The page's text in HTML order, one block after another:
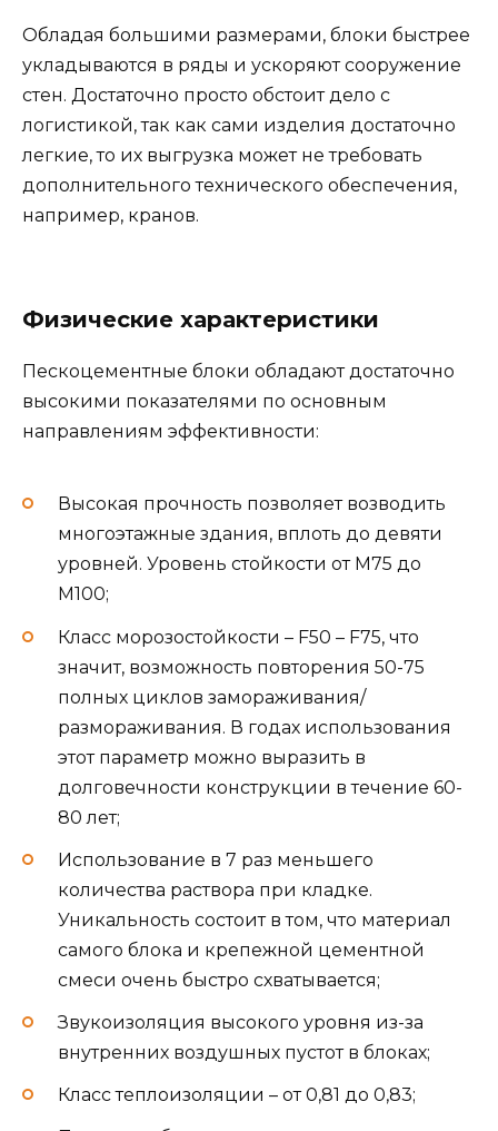
Обладая большими размерами, блоки быстрее
укладываются в ряды и ускоряют сооружение
стен. Достаточно просто обстоит дело с
логистикой, так как сами изделия достаточно
легкие, то их выгрузка может не требовать
дополнительного технического обеспечения,
например, кранов.
Физические характеристики
Пескоцементные блоки обладают достаточно
высокими показателями по основным
направлениям эффективности:
Высокая прочность позволяет возводить
многоэтажные здания, вплоть до девяти
уровней. Уровень стойкости от М75 до
М100;
Класс морозостойкости – F50 – F75, что
значит, возможность повторения 50-75
полных циклов замораживания/
размораживания. В годах использования
этот параметр можно выразить в
долговечности конструкции в течение 60-
80 лет;
Использование в 7 раз меньшего
количества раствора при кладке.
Уникальность состоит в том, что материал
самого блока и крепежной цементной
смеси очень быстро схватывается;
Звукоизоляция высокого уровня из-за
внутренних воздушных пустот в блоках;
Класс теплоизоляции – от 0,81 до 0,83;